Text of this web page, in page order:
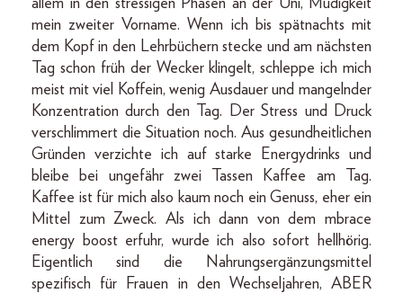
allem in den stressigen Phasen an der Uni, Müdigkeit
mein zweiter Vorname. Wenn ich bis spätnachts mit
dem Kopf in den Lehrbüchern stecke und am nächsten
Tag schon früh der Wecker klingelt, schleppe ich mich
meist mit viel Koffein, wenig Ausdauer und mangelnder
Konzentration durch den Tag. Der Stress und Druck
verschlimmert die Situation noch. Aus gesundheitlichen
Gründen verzichte ich auf starke Energydrinks und
bleibe bei ungefähr zwei Tassen Kaffee am Tag.
Kaffee ist für mich also kaum noch ein Genuss, eher ein
Mittel zum Zweck. Als ich dann von dem mbrace
energy boost erfuhr, wurde ich also sofort hellhörig.
Eigentlich sind die Nahrungsergänzungsmittel
spezifisch für Frauen in den Wechseljahren, ABER